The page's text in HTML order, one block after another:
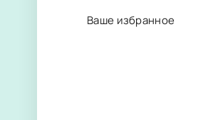
Ваше избранное